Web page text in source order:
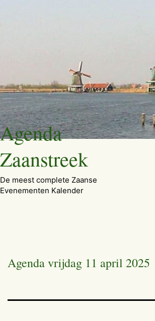
Ga
naar
de
inhoud
Agenda
Zaanstreek
De meest complete Zaanse
Evenementen Kalender
Agenda vrijdag 11 april 2025